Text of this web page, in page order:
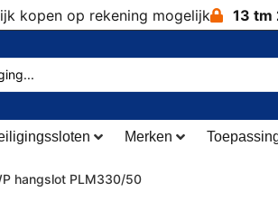
kopen op rekening mogelijk 13 tm
Merken
hangslot PLM330/50